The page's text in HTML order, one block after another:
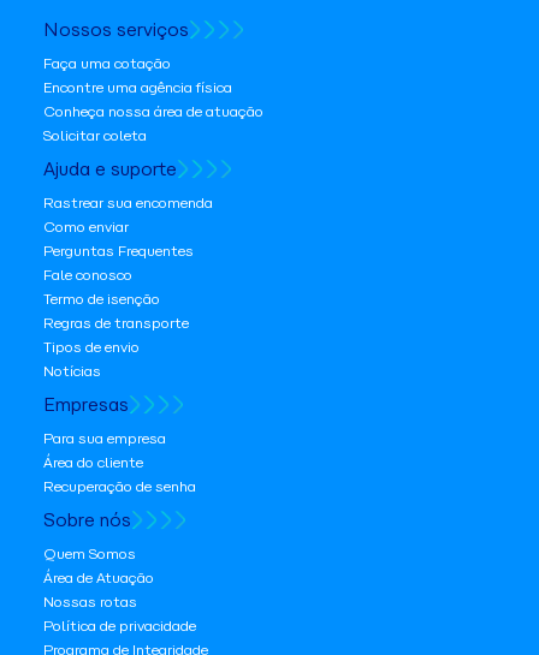
Nossos serviços
Faça uma cotação
Encontre uma agência física
Conheça nossa área de atuação
Solicitar coleta
Ajuda e suporte
Rastrear sua encomenda
Como enviar
Perguntas Frequentes
Fale conosco
Termo de isenção
Regras de transporte
Tipos de envio
Notícias
Empresas
Para sua empresa
Área do cliente
Recuperação de senha
Sobre nós
Quem Somos
Área de Atuação
Nossas rotas
Política de privacidade
Programa de Integridade